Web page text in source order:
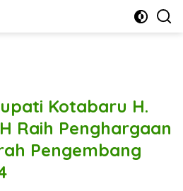
Kotabaru H.
Raih Penghargaan
Pengembang